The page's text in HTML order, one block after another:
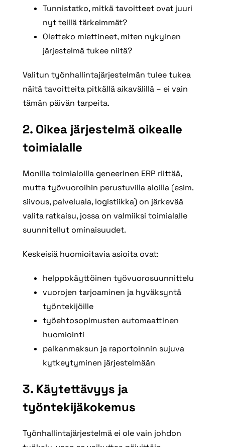
Tunnistatko, mitkä tavoitteet ovat juuri
nyt teillä tärkeimmät?
Oletteko miettineet, miten nykyinen
järjestelmä tukee niitä?
Valitun työnhallintajärjestelmän tulee tukea
näitä tavoitteita pitkällä aikavälillä – ei vain
tämän päivän tarpeita.
2. Oikea järjestelmä oikealle
toimialalle
Monilla toimialoilla geneerinen ERP riittää,
mutta työvuoroihin perustuvilla aloilla (esim.
siivous, palveluala, logistiikka) on järkevää
valita ratkaisu, jossa on valmiiksi toimialalle
suunnitellut ominaisuudet.
Keskeisiä huomioitavia asioita ovat:
helppokäyttöinen työvuorosuunnittelu
vuorojen tarjoaminen ja hyväksyntä
työntekijöille
työehtosopimusten automaattinen
huomiointi
palkanmaksun ja raportoinnin sujuva
kytkeytyminen järjestelmään
3. Käytettävyys ja
työntekijäkokemus
Työnhallintajärjestelmä ei ole vain johdon